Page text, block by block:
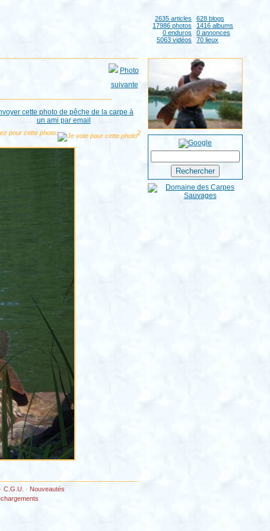
2635 articles
628 blogs
17986 photos
1416 albums
0 enduros
0 annonces
5063 vidéos
70 lieux
pour cette photo: 2
C.G.U. - Nouveautés